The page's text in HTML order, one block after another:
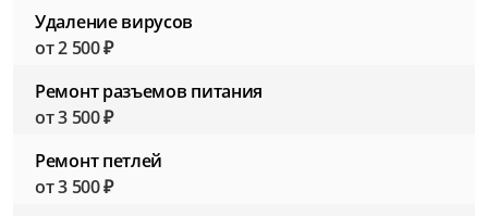
Удаление вирусов
от 2 500 ₽
Ремонт разъемов питания
от 3 500 ₽
Ремонт петлей
от 3 500 ₽